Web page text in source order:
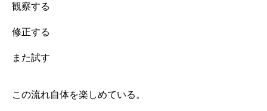
観察する
修正する
また試す
この流れ自体を楽しめている。